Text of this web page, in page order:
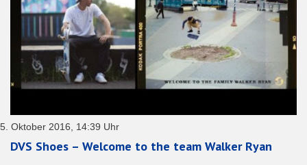
5. Oktober 2016, 14:39 Uhr
DVS Shoes – Welcome to the team Walker Ryan